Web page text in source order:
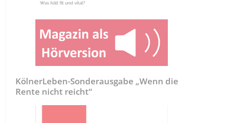
KölnerLeben-Sonderausgabe „Wenn die
Rente nicht reicht“